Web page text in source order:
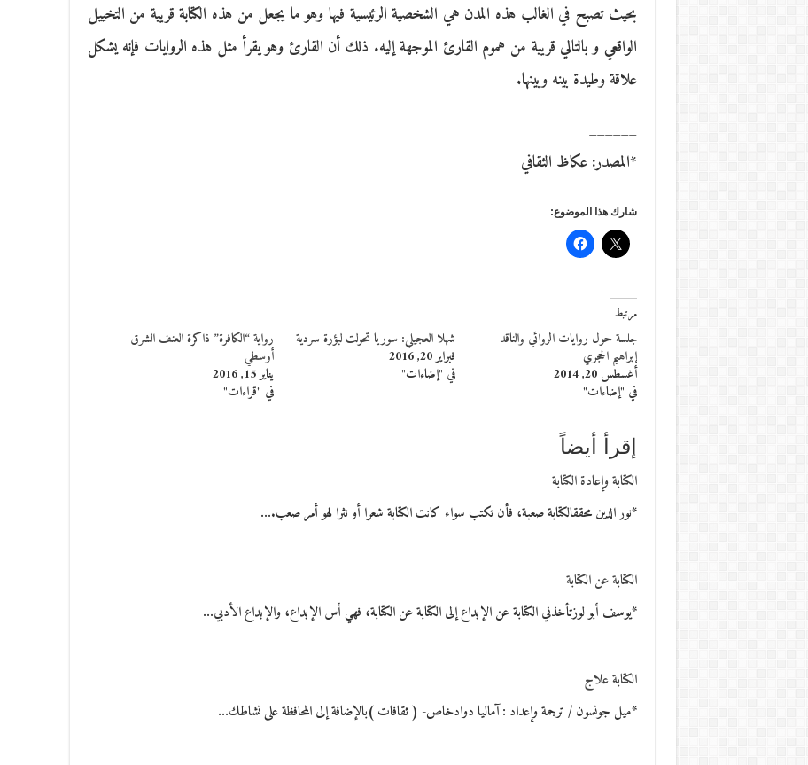
بحيث تصبح في الغالب هذه المدن هي الشخصية الرئيسية فيها وهو ما يجعل من هذه الكتابة قريبة من التخييل
الواقعي و بالتالي قريبة من هموم القارئ الموجهة إليه. ذلك أن القارئ وهو يقرأ مثل هذه الروايات فإنه يشكل
علاقة وطيدة بينه وبينها.
______
*المصدر: عكاظ الثقافي
شارك هذا الموضوع:
مرتبط
جلسة حول روايات الروائي والناقد
إبراهيم الحجري
أغسطس 20, 2014
في "إضاءات"
شهلا العجيلي: سوريا تحولت لبؤرة سردية
فبراير 20, 2016
في "إضاءات"
رواية “الكافرة” ذاكرة العنف الشرق
أوسطي
يناير 15, 2016
في "قراءات"
إقرأ أيضاً
الكتابة وإعادة الكتابة
*نور الدين محققالكتابة صعبة، فأن تكتب سواء كانت الكتابة شعرا أو نثرا لهو أمر صعب.…
الكتابة عن الكتابة
*يوسف أبو لوزتأخذني الكتابة عن الإبداع إلى الكتابة عن الكتابة، فهي أس الإبداع، والإبداع الأدبي…
الكتابة علاج
*ميل جونسون / ترجمة وإعداد : آماليا دوادخاص- ( ثقافات )بالإضافة إلى المحافظة على نشاطك…